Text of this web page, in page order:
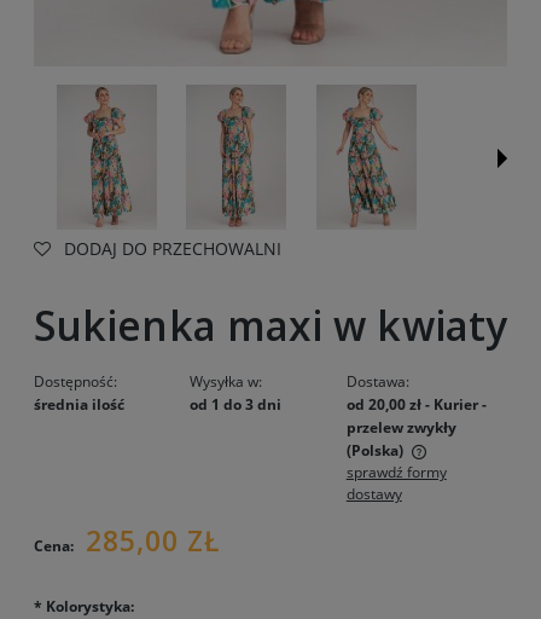
DODAJ DO PRZECHOWALNI
Sukienka maxi w kwiaty
Dostępność:
średnia ilość
Wysyłka w:
od 1 do 3 dni
Dostawa:
od 20,00 zł- Kurier -
przelew zwykły
(Polska)
Cena nie zawiera ewentualnych kosztów płatności
sprawdź formy
dostawy
Cena: 285,00 ZŁ
* Kolorystyka: